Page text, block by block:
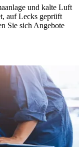
und kalte Luft
auf Lecks geprüft
Sie sich Angebote